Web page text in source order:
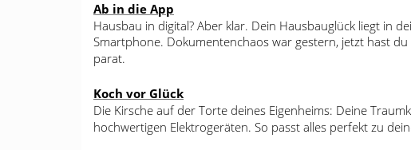
Ab in die App
Hausbau in digital? Aber klar. Dein Hausbauglück liegt in
Smartphone. Dokumentenchaos war gestern, jetzt hast
parat.
Koch vor Glück
Die Kirsche auf der Torte deines Eigenheims: Deine
hochwertigen Elektrogeräten. So passt alles perfekt zu